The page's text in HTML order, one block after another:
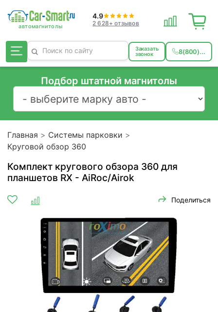
4.9
2 628+ отзывов
Заказать
звонок 8(800)...
Подбор штатной магнитолы
Главная
Системы парковки
Круговой обзор 360
Комплект кругового обзора 360 для
планшетов RX - AiRoc/Airok
Поделиться